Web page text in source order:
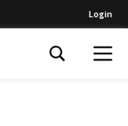
Login